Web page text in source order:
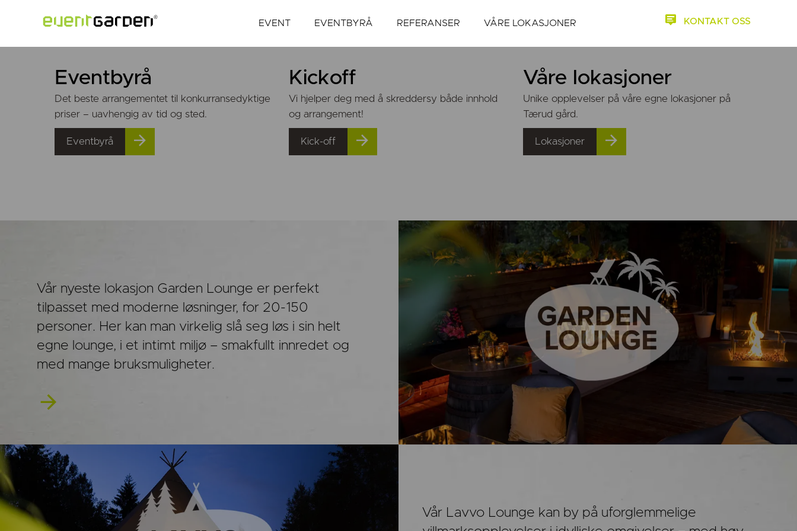
EVENTBYRÅ I OSLO
Velkommen til Eventgarden! Våre lokasjoner er åpne og vi har ukentlige
med oss hvis du har spørsmål!
Eventbyrå
Det beste arrangementet til konkurransedyktige
priser – uavhengig av tid og sted.
Eventbyrå
Kickoff
Vi hjelper deg med å skreddersy både innhold
og arrangement!
Kick-off
Våre lokasjoner
Unike opplevelser på våre egne lokasjoner på
Tærud gård.
Lokasjoner
Vår nyeste lokasjon Garden Lounge er perfekt
tilpasset med moderne løsninger, for 20-150
personer. Her kan man virkelig slå seg løs i sin helt
egne lounge, i et intimt miljø – smakfullt innredet og
med mange bruksmuligheter.
Vår Lavvo Lounge kan by på uforglemmelige
EVENT EVENTBYRÅ REFERANSER VÅRE LOKASJONER KONTAKT OSS